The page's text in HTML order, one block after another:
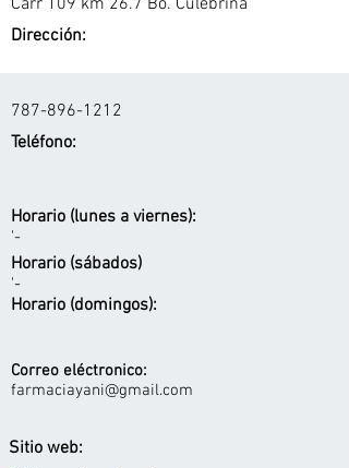
Carr 109 km 26.7 Bo. Culebrina
Dirección:
787-896-1212
Teléfono:
Horario (lunes a viernes):
'-
Horario (sábados)
'-
Horario (domingos):
Correo eléctronico:
farmaciayani@gmail.com
Sitio web: